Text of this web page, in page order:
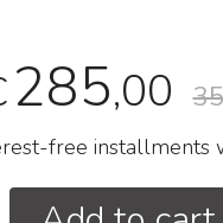
285,00
free installments